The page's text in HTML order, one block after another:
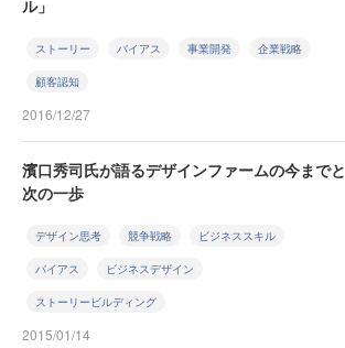
ル」
ストーリー バイアス 事業開発 企業戦略
顧客認知
2016/12/27
濱口秀司氏が語るデザインファームの今までと
次の一歩
デザイン思考 競争戦略 ビジネススキル
バイアス ビジネスデザイン
ストーリービルディング
2015/01/14